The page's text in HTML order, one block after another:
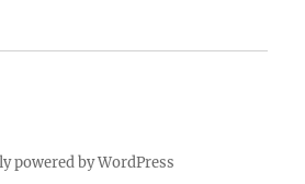
powered by WordPress